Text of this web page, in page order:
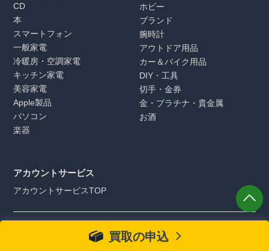
CD
本
スマートフォン
一般家電
冷暖房・空調家電
キッチン家電
美容家電
Apple製品
パソコン
楽器
ホビー
ブランド
腕時計
アウトドア用品
カー＆バイク用品
DIY・工具
切手・金券
金・プラチナ・貴金属
お酒
アカウントサービス
アカウントサービスTOP
リコマースWEBサイトを快適にご利用頂く為に、最新の「Google
Chrome」「Microsoft Edge」「Safari」のブラウザを推奨しておりま
買取の申込